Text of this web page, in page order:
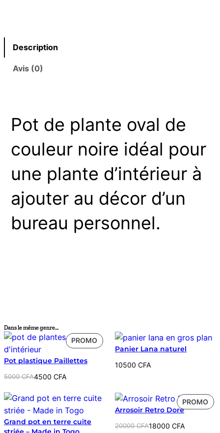
Description
Avis (0)
Pot de plante oval de
couleur noire idéal pour
une plante d’intérieur à
ajouter au décor d’un
bureau personnel.
Dans le même genre…
PROMOPRODUIT
EN
PROMOTION
Pot plastique Paillettes
5000CFA
Le
initial
était :
5000 CFA.
4500 CFA
Le
actuel
est :
4500 CFA.
Panier Lana naturel
10500CFA
Grand pot en terre cuite
PROMO
EN
Arrosoir Retro Doré
20000CFA
Le
18000CFA
Le